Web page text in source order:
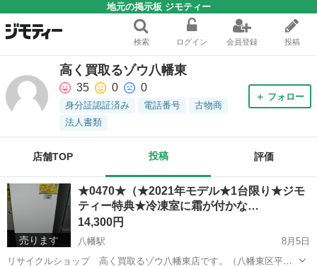
地元の掲示板 ジモティー
検索 ログイン 会員登録 投稿
高く買取るゾウ八幡東
35 0 0
身分証認証済み 電話番号
古物商
法人書類
＋ フォロー
店舗TOP 投稿 評価
売ります
★0470★（★2021年モデル★1台限り★ジモ
ティー特典★冷凍室に霜が付かな…
14,300円
八幡駅
8月5日
リサイクルショップ 高く買取るゾウ八幡東店です。（八幡東区平野